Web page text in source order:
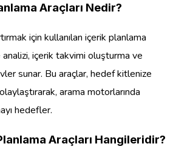
Araçları Nedir?
için kullanılan içerik planlama
analizi, içerik takvimi oluşturma ve
sunar. Bu araçlar, hedef kitlenize
arama motorlarında
hedefler.
Araçları Hangileridir?